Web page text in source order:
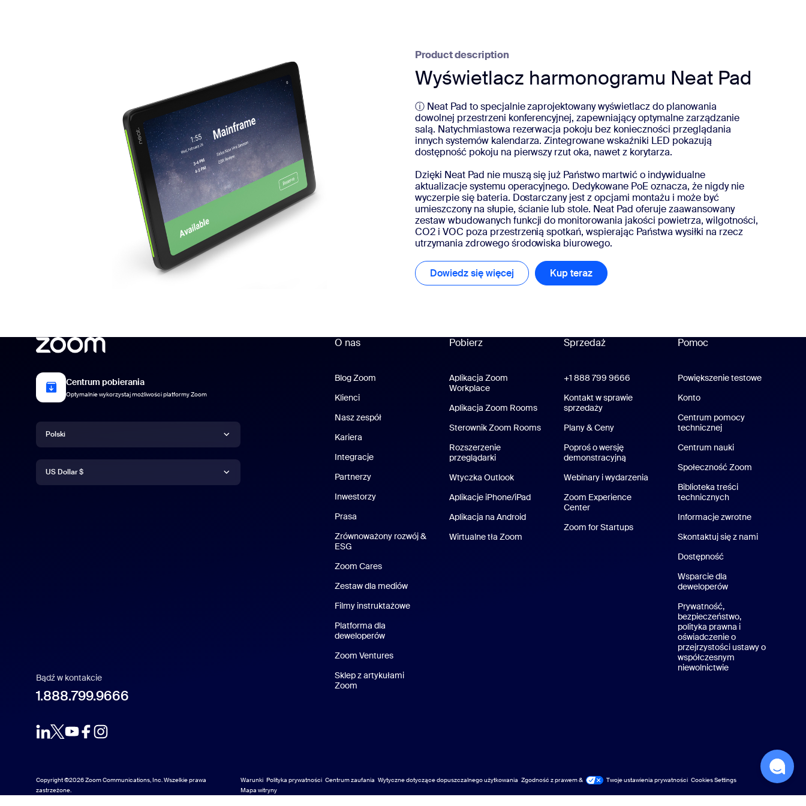
Bądź w kontakcie
+1.888.799.9666/+1.888.303.1012
Product description
Wyświetlacz harmonogramu Neat Pad
ⓘ Neat Pad to specjalnie zaprojektowany wyświetlacz do planowania
dowolnej przestrzeni konferencyjnej, zapewniający optymalne zarządzanie
salą. Natychmiastowa rezerwacja pokoju bez konieczności przeglądania
innych systemów kalendarza. Zintegrowane wskaźniki LED pokazują
dostępność pokoju na pierwszy rzut oka, nawet z korytarza.
Dzięki Neat Pad nie muszą się już Państwo martwić o indywidualne
aktualizacje systemu operacyjnego. Dedykowane PoE oznacza, że nigdy nie
wyczerpie się bateria. Dostarczany jest z opcjami montażu i może być
umieszczony na słupie, ścianie lub stole. Neat Pad oferuje zaawansowany
zestaw wbudowanych funkcji do monitorowania jakości powietrza, wilgotności,
CO2 i VOC poza przestrzenią spotkań, wspierając Państwa wysiłki na rzecz
utrzymania zdrowego środowiska biurowego.
Dowiedz się więcej Dowiedz się więcej
Kup teraz Kup teraz
Centrum pobierania
Optymalnie wykorzystaj możliwości platformy Zoom
Język
Polski
Deutsch
日本語
Polski
Waluta
US Dollar $
Bądź w kontakcie
1.888.799.9666
O nas
Blog Zoom
Klienci
Nasz zespół
Kariera
Integracje
Partnerzy
Inwestorzy
Prasa
Zrównoważony rozwój &
ESG
Zoom Cares
Zestaw dla mediów
Filmy instruktażowe
Platforma dla
deweloperów
Zoom Ventures
Sklep z artykułami
Zoom
Pobierz
Aplikacja Zoom
WorkplaceAplikacja Zoom Workplace
Aplikacja Zoom RoomsAplikacja Zoom Rooms
Sterownik Zoom Rooms
Rozszerzenie
przeglądarki
Wtyczka Outlook
Aplikacje iPhone/iPadAplikacje iPhone/iPad
Aplikacja na AndroidAplikacja na Android
Wirtualne tła Zoom
Sprzedaż
+1 888 799 9666 Kliknij, aby zadzwonić
Kontakt w sprawie
sprzedaży
Plany & CenyPlany i cennik
Poproś o wersję
demonstracyjną
Webinary i wydarzenia
Zoom Experience
CenterZoom Experience Center
Zoom for StartupsZoom for Startups
Pomoc
Pomoc
Powiększenie testowe
Konto
Centrum pomocy
technicznej
Centrum nauki
Społeczność Zoom
Biblioteka treści
technicznych
Informacje zwrotne
Skontaktuj się z nami
Dostępność
Wsparcie dla
deweloperów
Prywatność,
bezpieczeństwo,
polityka prawna i
oświadczenie o
przejrzystości ustawy o
współczesnym
niewolnictwie
Copyright ©2026 Zoom Communications, Inc. Wszelkie prawa
zastrzeżone.
Warunki Polityka prywatności Centrum zaufania Wytyczne dotyczące dopuszczalnego użytkowania Zgodność z prawem &
Zgodność z prawem Twoje ustawienia prywatności Cookies Settings
Mapa witryny
Mapa witryny